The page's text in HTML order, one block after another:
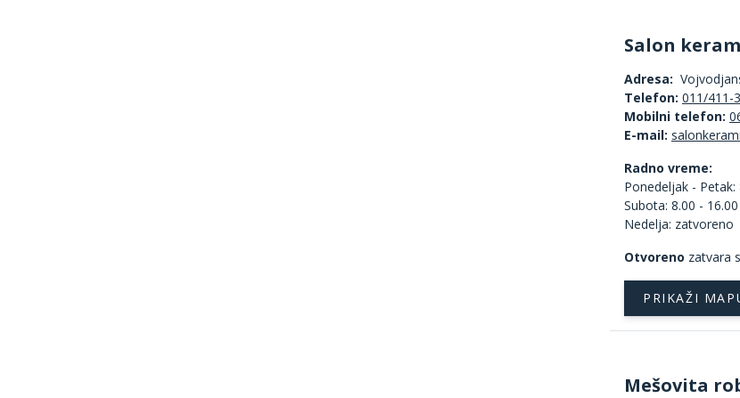
Salon
Adresa:
Telefon: 011/411-
Mobilni telefon:
E-mail:
Radno vreme:
Ponedeljak - Petak:
Subota: 8.00 - 16.00
Nedelja: zatvoreno
Otvoreno zatvara
PRIKAŽI
Mešovita